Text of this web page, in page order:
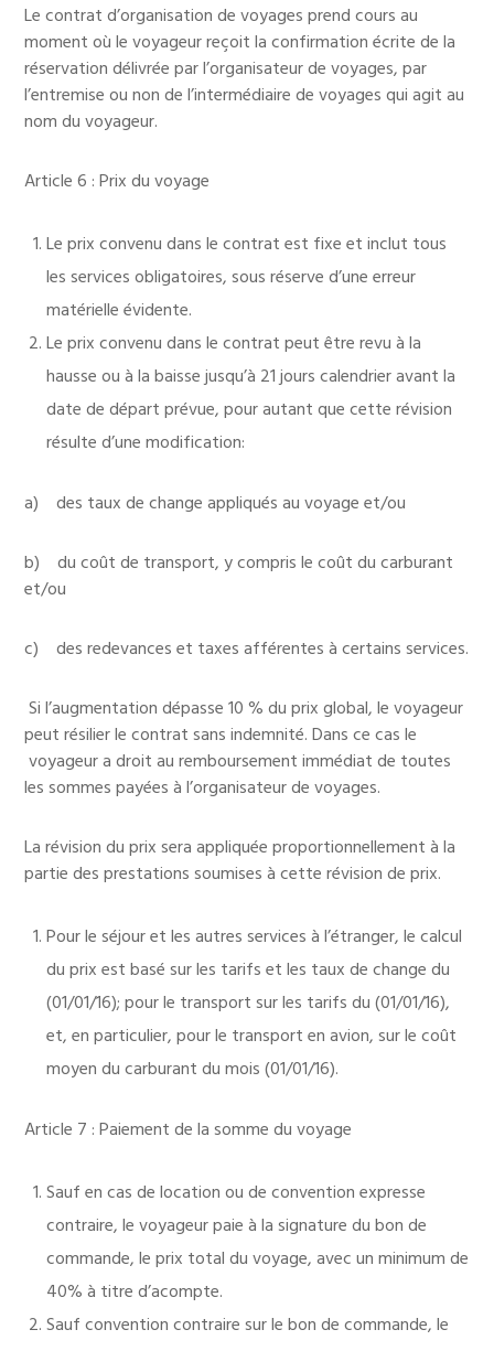
Le contrat d’organisation de voyages prend cours au
moment où le voyageur reçoit la confirmation écrite de la
réservation délivrée par l’organisateur de voyages, par
l’entremise ou non de l’intermédiaire de voyages qui agit au
nom du voyageur.
Article 6 : Prix du voyage
Le prix convenu dans le contrat est fixe et inclut tous
les services obligatoires, sous réserve d’une erreur
matérielle évidente.
Le prix convenu dans le contrat peut être revu à la
hausse ou à la baisse jusqu’à 21 jours calendrier avant la
date de départ prévue, pour autant que cette révision
résulte d’une modification:
a) des taux de change appliqués au voyage et/ou
b) du coût de transport, y compris le coût du carburant
et/ou
c) des redevances et taxes afférentes à certains services.
Si l’augmentation dépasse 10 % du prix global, le voyageur
peut résilier le contrat sans indemnité. Dans ce cas le
voyageur a droit au remboursement immédiat de toutes
les sommes payées à l’organisateur de voyages.
La révision du prix sera appliquée proportionnellement à la
partie des prestations soumises à cette révision de prix.
Pour le séjour et les autres services à l’étranger, le calcul
du prix est basé sur les tarifs et les taux de change du
(01/01/16); pour le transport sur les tarifs du (01/01/16),
et, en particulier, pour le transport en avion, sur le coût
moyen du carburant du mois (01/01/16).
Article 7 : Paiement de la somme du voyage
Sauf en cas de location ou de convention expresse
contraire, le voyageur paie à la signature du bon de
commande, le prix total du voyage, avec un minimum de
40% à titre d’acompte.
Sauf convention contraire sur le bon de commande, le